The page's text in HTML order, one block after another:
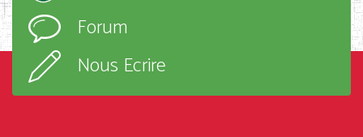
SUD-OUEST
BALI COMMUNITY HIGH SCHOOL BP :(1)
d’enseignement,
Forum
Nous Ecrire